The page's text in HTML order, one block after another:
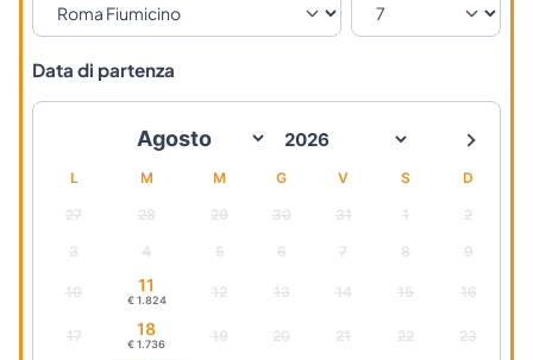
Data di partenza
L M M G V S D
27 28 29 30 31 1 2
3 4 5 6 7 8 9
10 11
€ 1.824 12 13 14 15 16
17 18
€ 1.736 19 20 21 22 23